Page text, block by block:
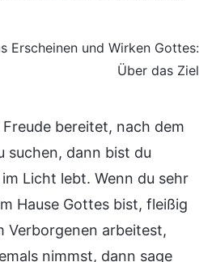
Erscheinen und Wirken Gottes:
Über das Ziel
bereitet, nach dem
suchen, dann bist du
Licht lebt. Wenn du sehr
Hause Gottes bist, fleißig
Verborgenen arbeitest,
nimmst, dann sage